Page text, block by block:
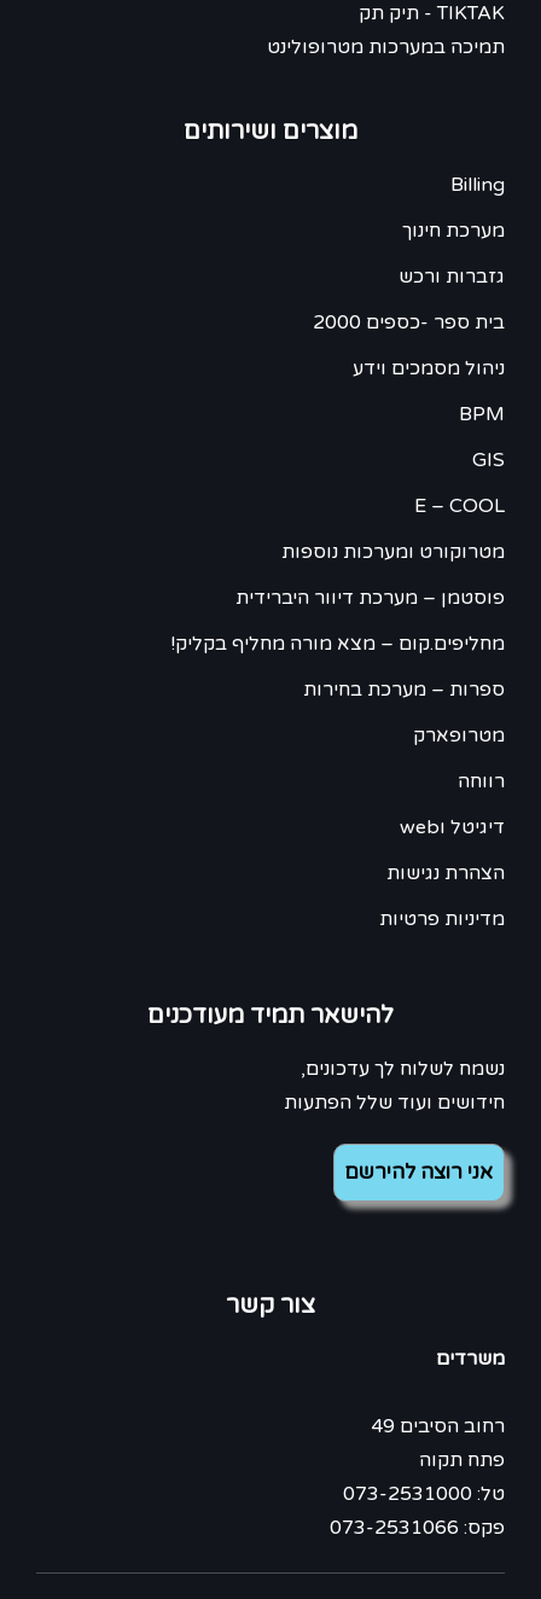
TIKTAK - תיק תק
תמיכה במערכות מטרופולינט
מוצרים ושירותים
Billing
מערכת חינוך
גזברות ורכש
בית ספר -כספים 2000
ניהול מסמכים וידע
BPM
GIS
E – COOL
מטרוקורט ומערכות נוספות
פוסטמן – מערכת דיוור היברידית
מחליפים.קום – מצא מורה מחליף בקליק!
ספרות – מערכת בחירות
מטרופארק
רווחה
דיגיטל וweb
הצהרת נגישות
מדיניות פרטיות
להישאר תמיד מעודכנים
נשמח לשלוח לך עדכונים,
חידושים ועוד שלל הפתעות
צור קשר
משרדים
רחוב הסיבים 49
פתח תקוה
טל: 073-2531000
פקס: 073-2531066